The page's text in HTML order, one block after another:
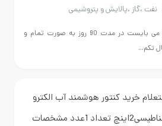
گاز مایع،پالایش و پتروشیمی
کار می بایست در مدت 90 روز به صورت تمام و
خرید کنتور هوشمند آب الکترو
مغناطیسی2اینچ تعداد 1عدد مشخصات